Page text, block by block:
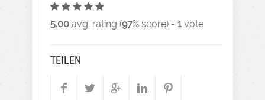
5.00 avg. rating (97% score) - 1vote
TEILEN